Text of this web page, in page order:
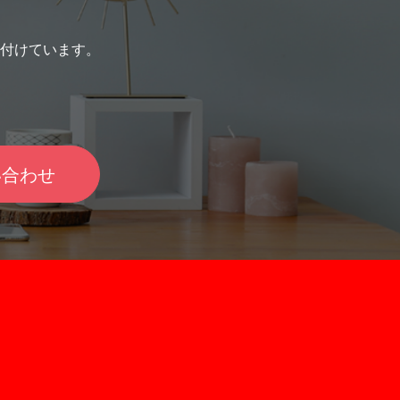
けています。
わせ